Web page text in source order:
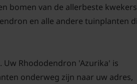
gebruikt worden.
bomen van de allerbeste
en alle andere tuinplanten
Rhododendron 'Azurika' is
onderweg zijn naar uw adres,